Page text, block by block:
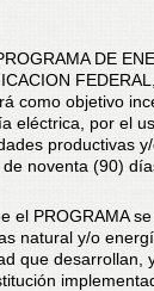
DE
como objetivo
eléctrica, por el
productivas
noventa (90)
el PROGRAMA
natural y/o
que desarrollan,